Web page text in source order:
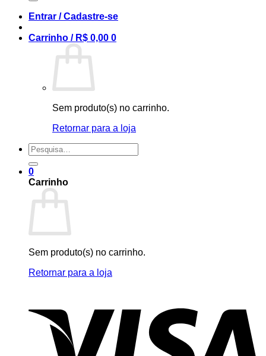
Entrar / Cadastre-se
Carrinho / R$ 0,00 0
Sem produto(s) no carrinho.
Retornar para a loja
Pesquisar
por:
0
Carrinho
Sem produto(s) no carrinho.
Retornar para a loja